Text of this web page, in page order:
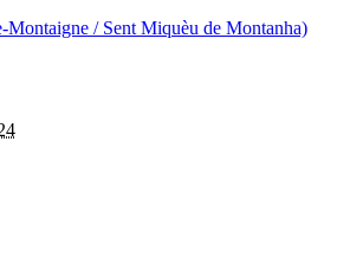
Montaigne / Sent Miquèu de Montanha)